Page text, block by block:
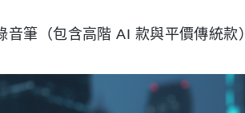
筆（包含高階 AI 款與平價傳統款